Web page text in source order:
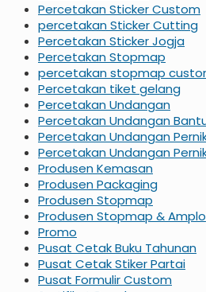
Percetakan Sticker Custom
percetakan Sticker Cutting
Percetakan Sticker Jogja
Percetakan Stopmap
percetakan stopmap
Percetakan tiket gelang
Percetakan Undangan
Percetakan Undangan
Percetakan Undangan
Percetakan Undangan
Produsen Kemasan
Produsen Packaging
Produsen Stopmap
Produsen Stopmap &
Promo
Pusat Cetak Buku Tahunan
Pusat Cetak Stiker Partai
Pusat Formulir Custom